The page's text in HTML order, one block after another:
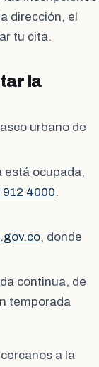
dirección, el
tu cita.
la
urbano de
está ocupada,
912 4000.
, donde
continua, de
temporada
a la